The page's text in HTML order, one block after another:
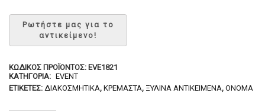
ΚΩΔΙΚΌΣ ΠΡΟΪΌΝΤΟΣ: EVE1821
ΚΑΤΗΓΟΡΊΑ: EVENT
ΕΤΙΚΈΤΕΣ: ΔΙΑΚΟΣΜΗΤΙΚΆ, ΚΡΕΜΑΣΤΆ, ΞΎΛΙΝΑ ΑΝΤΙΚΕΊΜΕΝΆ, ΌΝΟΜΑ